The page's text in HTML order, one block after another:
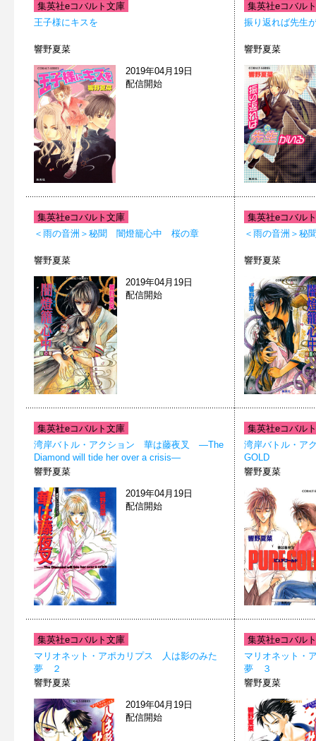
集英社eコバルト文庫
王子様にキスを
響野夏菜
2019年04月19日
配信開始
集英社eコバル
振り返れば先生
響野夏菜
集英社eコバルト文庫
＜雨の音洲＞秘聞 闇燈籠心中 桜の章
響野夏菜
2019年04月19日
配信開始
集英社eコバル
＜雨の音洲＞
響野夏菜
集英社eコバルト文庫
湾岸バトル・アクション 華は藤夜叉 ―The
Diamond will tide her over a crisis―
響野夏菜
2019年04月19日
配信開始
集英社eコバル
湾岸バトル・
GOLD
響野夏菜
集英社eコバルト文庫
マリオネット・アポカリプス 人は影のみた
夢 ２
響野夏菜
2019年04月19日
配信開始
集英社eコバル
マリオネット・
夢 ３
響野夏菜